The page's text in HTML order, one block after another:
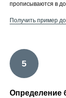
прописываются в
Получить пример
Определение